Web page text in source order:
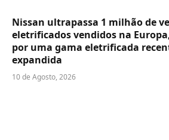
Nissan ultrapassa 1 milhão de
eletrificados vendidos na
por uma gama eletrificada
expandida
10 de Agosto, 2026